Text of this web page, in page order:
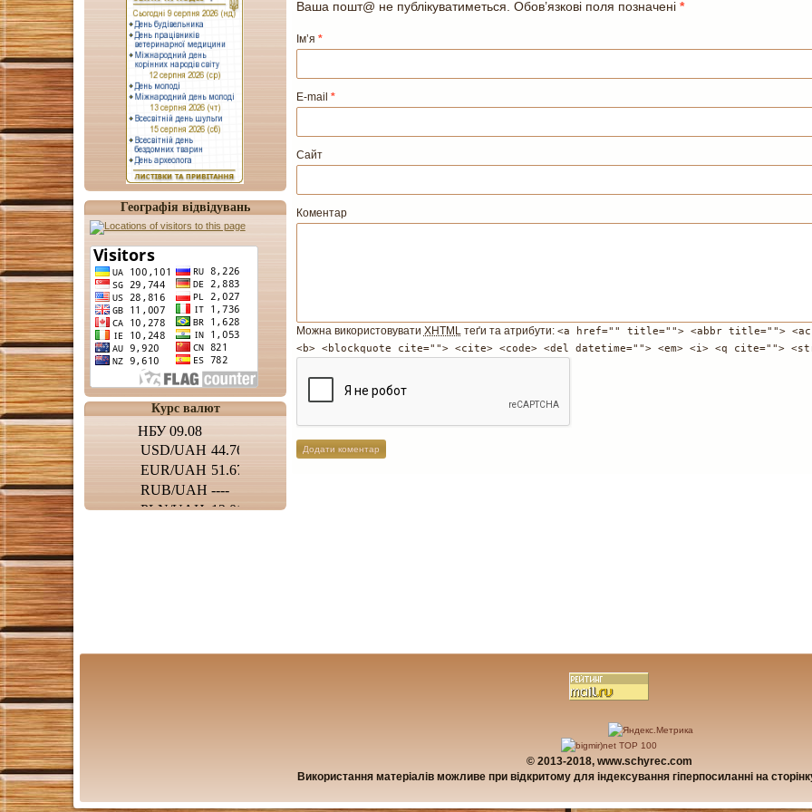
Географія відвідувань
Курс валют
Ваша пошт@ не публікуватиметься. Обов’язкові поля позначені *
Ім’я *
E-mail *
Сайт
Коментар
Можна використовувати XHTMLтеґи та атрибути: <a href="" title=""> <abbr title="">
<b> <blockquote cite=""> <cite> <code> <del datetime=""> <em> <i> <q cite="">
© 2013-2018, www.schyrec.com
Використання матеріалів можливе при відкритому для індексування гіперпосиланні на